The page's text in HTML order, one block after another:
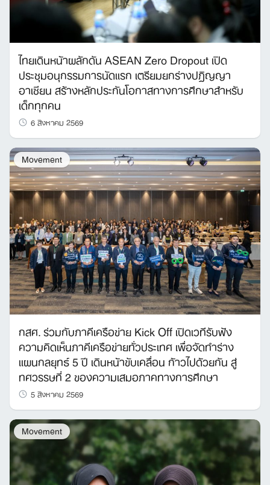
ไทยเดินหน้าผลักดัน ASEAN Zero Dropout เปิด
ประชุมอนุกรรมการนัดแรก เตรียมยกร่างปฏิญญา
อาเซียน สร้างหลักประกันโอกาสทางการศึกษาสำหรับ
เด็กทุกคน
6 สิงหาคม 2569
Movement
กสศ. ร่วมกับภาคีเครือข่าย Kick Off เปิดเวทีรับฟัง
ความคิดเห็นภาคีเครือข่ายทั่วประเทศ เพื่อจัดทำร่าง
แผนกลยุทธ์ 5 ปี เดินหน้าขับเคลื่อน ก้าวไปด้วยกัน สู่
ทศวรรษที่ 2 ของความเสมอภาคทางการศึกษา
5 สิงหาคม 2569
Movement